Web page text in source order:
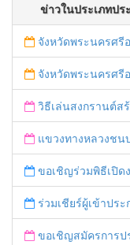
ข่าวในประเภทป
จังหวัดพระนครศรีอยุธยา บูรณาการหน่วยงานที่เกี่ยวข้อง ลงพื้นที่จัดระเบียบและดำเนินมา
จังหวัดพระนครศรีอยุธยา ปล่อยแถวตำรวจ ทหาร ฝ่ายปกครอง กว่า
วิธีเล่นสงกรานต์ส
แขวงทางหลวงชนบทพระนครศรีอยุธยา "ร่
ขอเชิญร่วมพิธีเปิดง
ร่วมเชียร์ผู้เข้าประกวด
ขอเชิญสมัครการประกวดแข่